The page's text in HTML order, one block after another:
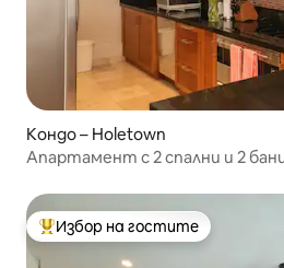
Кондо – Holetown
Апартамент с 2 спални и 2
Най-популярен избор на гостите
Избор на гостите